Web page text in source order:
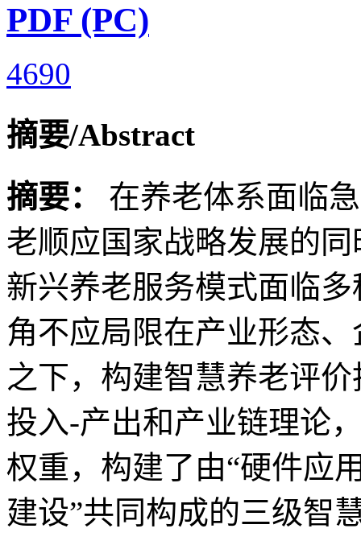
PDF (PC)
4690
摘要/Abstract
摘要： 在养老体系面临
老顺应国家战略发展的
新兴养老服务模式面临
角不应局限在产业形态
之下，构建智慧养老评
投入-产出和产业链理论
权重，构建了由“硬件应
建设”共同构成的三级智